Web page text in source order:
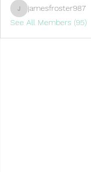
jamesfroster987
jamesfroster987
See All Members (95)